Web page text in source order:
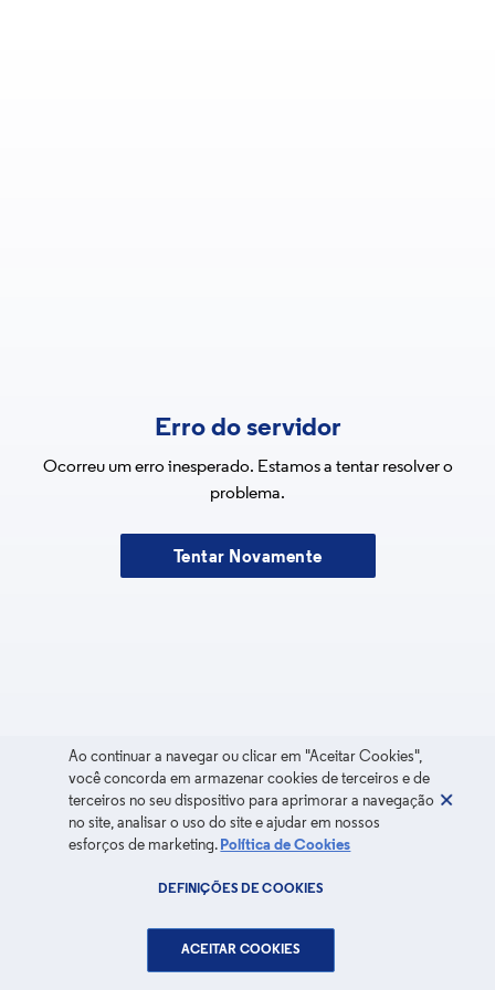
Erro do servidor
Ocorreu um erro inesperado. Estamos a tentar resolver o
problema.
Tentar Novamente
Ao continuar a navegar ou clicar em "Aceitar Cookies",
você concorda em armazenar cookies de terceiros e de
terceiros no seu dispositivo para aprimorar a navegação
no site, analisar o uso do site e ajudar em nossos
esforços de marketing. Política de Cookies
DEFINIÇÕES DE COOKIES
ACEITAR COOKIES